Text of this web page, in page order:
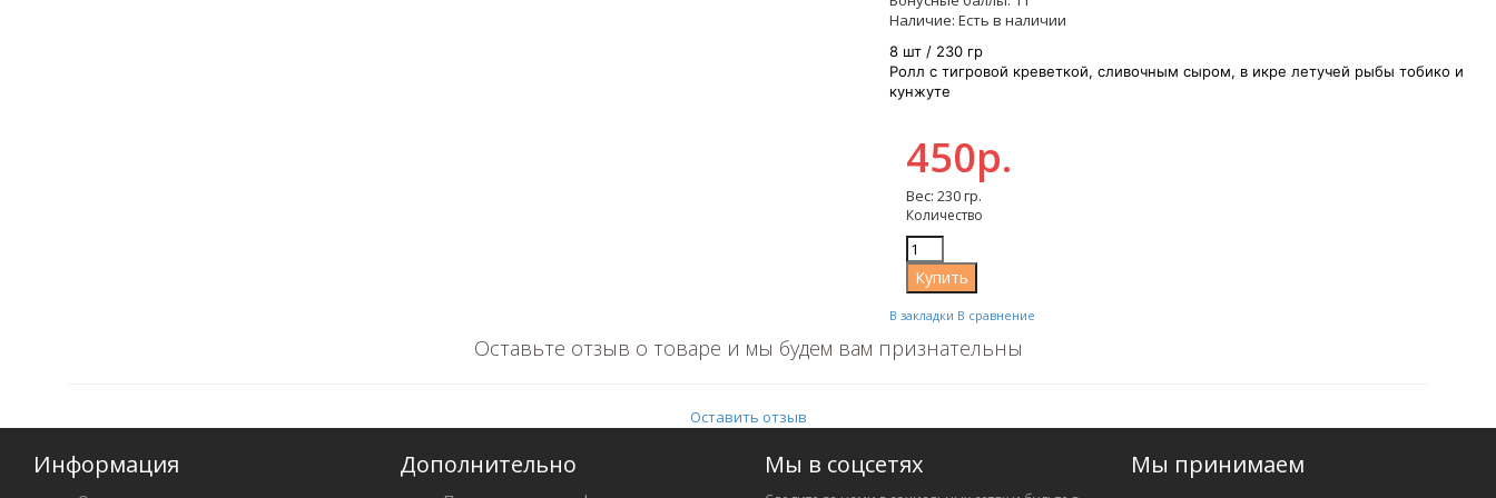
Наличие: Есть в наличии
8 шт / 230 гр
Ролл с тигровой креветкой, сливочным сыром, в икре летучей рыбы тобико и
кунжуте
450р.
Вес: 230 гр.
Количество
В закладки В сравнение
Оставьте отзыв о товаре и мы будем вам признательны
Оставить отзыв
Информация Дополнительно Мы в соцсетях Мы принимаем